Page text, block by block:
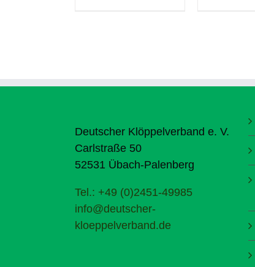
Deutscher Klöppelverband e. V.
Carlstraße 50
52531 Übach-Palenberg
Tel.: +49 (0)2451-49985
info@deutscher-
kloeppelverband.de